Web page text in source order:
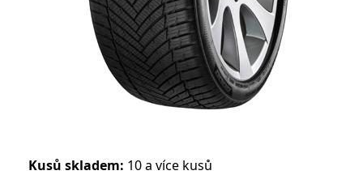
Kusů skladem: 10 a více kusů